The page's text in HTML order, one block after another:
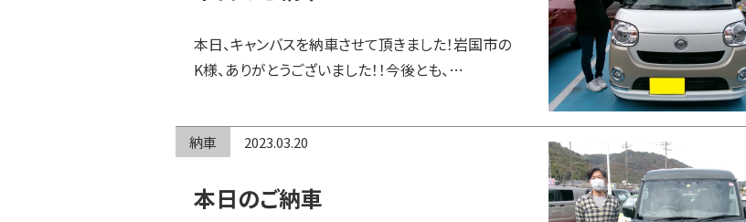
本日、キャンバスを納車させて頂きました！岩国市の
K様、ありがとうございました！！今後とも、…
納車 2023.03.20
本日のご納車